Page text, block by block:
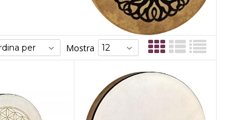
Mostra